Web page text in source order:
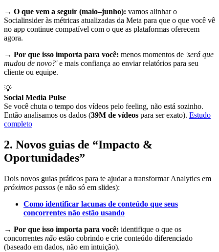
→ O que vem a seguir (maio–junho): vamos alinhar o
Socialinsider às métricas atualizadas da Meta para que o que você vê
no app continue compatível com o que as plataformas oferecem
agora.
→ Por que isso importa para você: menos momentos de 'será que
mudou de novo?'e mais confiança ao enviar relatórios para seu
cliente ou equipe.
💡
Social Media Pulse
Se você chuta o tempo dos vídeos pelo feeling, não está sozinho.
Então analisamos os dados (39M de vídeos para ser exato). Estudo
completo
2. Novos guias de “Impacto &
Oportunidades”
Dois novos guias práticos para te ajudar a transformar Analytics em
próximos passos (e não só em slides):
Como identificar lacunas de conteúdo que seus
concorrentes não estão usando
→ Por que isso importa para você: identifique o que os
concorrentes não estão cobrindo e crie conteúdo diferenciado
(baseado em dados, não em intuição).